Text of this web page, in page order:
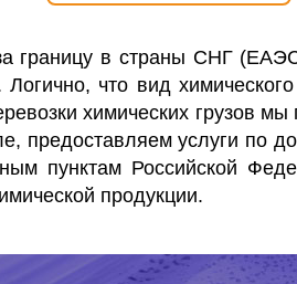
границу в страны СНГ
что вид
химических грузов мы
предоставляем услуги по
пунктам Российской
продукции.